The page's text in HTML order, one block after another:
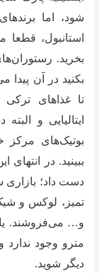
شود، اما
استانبول،‌ قطعا
بخرید.
بکنید در آن
تا غذاهای
ایتالیایی و
بوتیک‌های مرکز
ببینید. در
دست داد؛
تمیز، لوکس و
و… می‌فروشند.‌
مترو وجود ندارد
دیگر شوید.